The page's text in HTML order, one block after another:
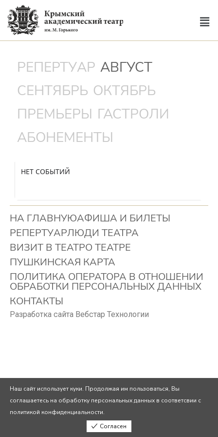
РЕПЕРТУАР АВГУСТ
СЕНТЯБРЬ ОКТЯБРЬ
ПРЕМЬЕРЫ ГАСТРОЛИ
АБОНЕМЕНТЫ
НЕТ СОБЫТИЙ
НА ГЛАВНУЮАФИША И БИЛЕТЫ
РЕПЕРТУАРЛЮДИ ТЕАТРА
ВИЗИТ В ТЕАТРО ТЕАТРЕ
ПУШКИНСКАЯ КАРТА
ПОЛИТИКА ОПЕРАТОРА В ОТНОШЕНИИ
ОБРАБОТКИ ПЕРСОНАЛЬНЫХ ДАННЫХ
КОНТАКТЫ
Разработка сайта Вебстар Технологии
Наш сайт использует куки. Продолжая им пользоваться, Вы
соглашаетесь на обработку персональных данных в соответсвии с
политикой конфиденциальности.
Согласен